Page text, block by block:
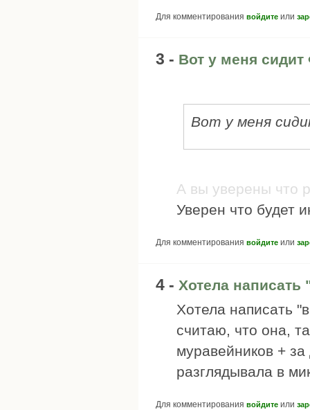
Для комментирования войдите или
3 - Вот у меня
Вот у меня
А вы уверены что
Уверен что будет
Для комментирования войдите или
4 - Хотела написать
Хотела написать
считаю, что она,
муравейников +
разглядывала в
Для комментирования войдите или